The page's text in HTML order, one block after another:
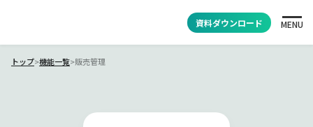
資料ダウンロード MENU
トップ>機能一覧>販売管理